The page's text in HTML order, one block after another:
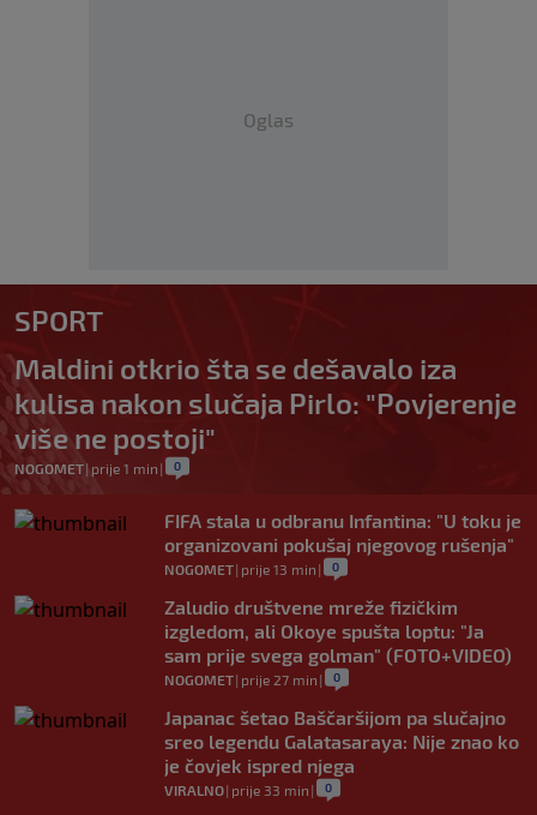
Oglas
SPORT
Maldini otkrio šta se dešavalo iza
kulisa nakon slučaja Pirlo: "Povjerenje
više ne postoji"
NOGOMET| prije 1 min | 0
FIFA stala u odbranu Infantina: "U toku je
organizovani pokušaj njegovog rušenja"
NOGOMET| prije 13 min | 0
Zaludio društvene mreže fizičkim
izgledom, ali Okoye spušta loptu: "Ja
sam prije svega golman" (FOTO+VIDEO)
NOGOMET| prije 27 min | 0
Japanac šetao Baščaršijom pa slučajno
sreo legendu Galatasaraya: Nije znao ko
je čovjek ispred njega
VIRALNO| prije 33 min | 0